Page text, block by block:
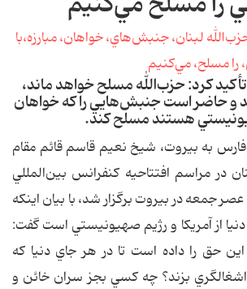
كرد: حزب‌الله مسلح خواهد ماند،
و حاضر است جنبش‌هايي را كه خواهان
هستند مسلح كند.
به بيروت، شيخ نعيم قاسم قائم مقام
در مراسم افتتاحيه كنفرانس بين‌المللي
جمعه در بيروت برگزار شد، با بيان اينكه
از آمريكا و رژيم صهيونيستي است گفت:
حق را داده است تا در هر جاي دنيا كه
بزند؟ چه كسي بجز سران خائن و